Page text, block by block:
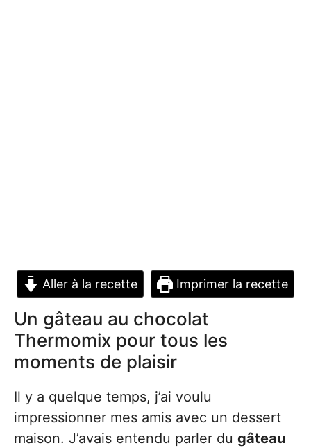
Aller à la recette Imprimer la recette
Un gâteau au chocolat
Thermomix pour tous les
moments de plaisir
Il y a quelque temps, j’ai voulu
impressionner mes amis avec un dessert
maison. J’avais entendu parler du gâteau